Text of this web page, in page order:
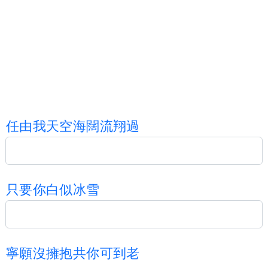
任由我天空海闊流翔過
只要你白似冰雪
寧願沒擁抱共你可到 老